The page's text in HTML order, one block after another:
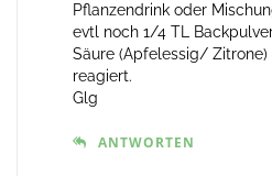
Pflanzendrink oder
evtl noch 1/4 TL
Säure (Apfelessig/
reagiert.
Glg
ANTWORTEN